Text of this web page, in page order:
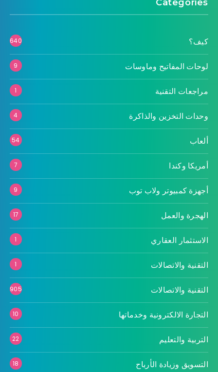
Categories
كيف؟ 640
لوحات المفاتيح وماوسات 9
مراجعات التقنية 1
وحدات التخزين والذاكرة 4
ألعاب 54
أمريكا وكندا 7
أجهزة كمبيوتر ولاب توب 9
الهجرة والعمل 17
الاستثمار العقاري 1
التقنية والاتصالات 1
التقنية والاتصالات 905
التجارة الالكترونية وخدماتها 10
التربية والتعليم 22
التسويق وزيادة الأرباح 18